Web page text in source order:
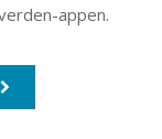
appen.